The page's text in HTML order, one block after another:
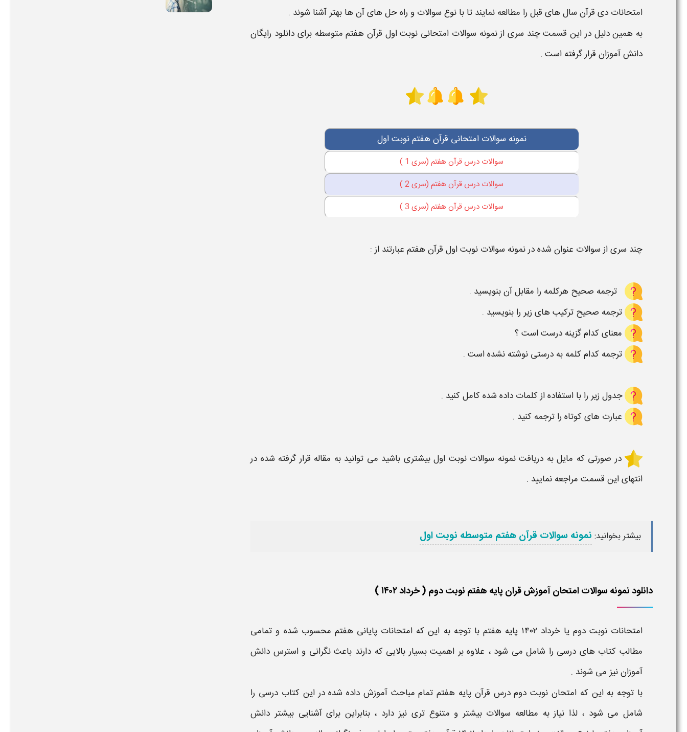
امتحانات دی قرآن سال های قبل را مطالعه نمایند تا با نوع سوالات و راه حل های آن ها بهتر آشنا شوند .
به همین دلیل در این قسمت چند سری ازنمونه سوالات امتحانی نوبت اول قرآن هفتم متوسطهبرای دانلود رایگان
دانش آموزان قرار گرفته است .
نمونه سوالات امتحانی قرآن هفتمنوبت اول
سوالات درس قرآن هفتم (سری 1 )
سوالات درس قرآن هفتم (سری 2 )
سوالات درس قرآن هفتم (سری 3 )
چند سری از سوالات عنوان شده درنمونه سوالات نوبت اول قرآن هفتم عبارتند از :
ترجمه صحیح هرکلمه را مقابل آن بنویسید .
ترجمه صحیح ترکیب های زیر را بنویسید .
معنای کدام گزینه درست است ؟
ترجمه کدام کلمه به درستی نوشته نشده است .
جدول زیر را با استفاده از کلمات داده شده کامل کنید .
عبارت های کوتاه را ترجمه کنید .
در صورتی که مایل به دریافتنمونه سوالات نوبت اولبیشتری باشید می توانید به مقاله قرار گرفته شده در
انتهای این قسمت مراجعه نمایید .
بیشتر بخوانید: نمونه سوالات قرآن هفتم متوسطه نوبت اول
دانلود نمونه سوالات امتحان آموزش قران پایه هفتم نوبت دوم ( خرداد ۱۴۰۲ )
امتحانات نوبت دوم یاخرداد ۱۴۰۲ پایه هفتمبا توجه به این که امتحانات پایانی هفتم محسوب شده و تمامی
مطالب کتاب های درسی را شامل می شود ، علاوه بر اهمیت بسیار بالایی که دارند باعث نگرانی و استرس دانش
آموزان نیز می شوند .
با توجه به این که امتحان نوبت دوم درس قرآن پایه هفتم تمام مباحث آموزش داده شده در این کتاب درسی را
شامل می شود ، لذا نیاز به مطالعه سوالاتبیشتر و متنوع تری نیز دارد ، بنابراین برای آشنایی بیشتر دانش